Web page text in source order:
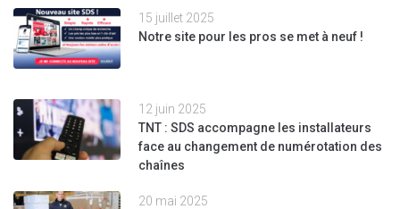
15 juillet 2025
Notre site pour les pros se met à neuf !
12 juin 2025
TNT : SDS accompagne les installateurs
face au changement de numérotation des
chaînes
20 mai 2025